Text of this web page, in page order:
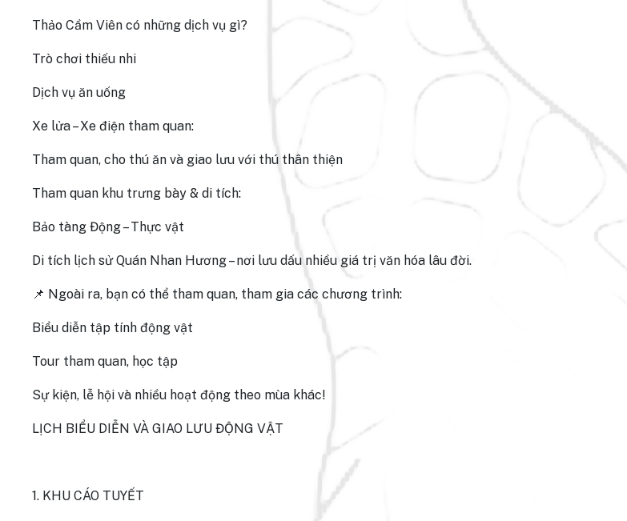
Thảo Cầm Viên có những dịch vụ gì?
Trò chơi thiếu nhi
Dịch vụ ăn uống
Xe lửa – Xe điện tham quan:
Tham quan, cho thú ăn và giao lưu với thú thân thiện
Tham quan khu trưng bày & di tích:
Bảo tàng Động – Thực vật
Di tích lịch sử Quán Nhan Hương – nơi lưu dấu nhiều giá trị văn hóa lâu đời.
📌 Ngoài ra, bạn có thể tham quan, tham gia các chương trình:
Biểu diễn tập tính động vật
Tour tham quan, học tập
Sự kiện, lễ hội và nhiều hoạt động theo mùa khác!
LỊCH BIỂU DIỄN VÀ GIAO LƯU ĐỘNG VẬT
1. KHU CÁO TUYẾT